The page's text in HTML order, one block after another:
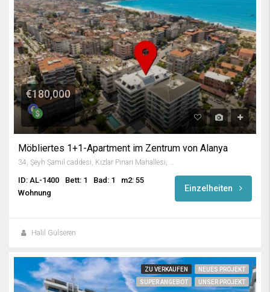
€180,000
Möbliertes 1+1-Apartment im Zentrum von Alanya
34, Şeyh Şamil caddesi, Kızlar Pınarı Mahallesi, Alanya, Antalya, Akdeniz Bölgesi, 07400, Türkiye
ID: AL-1400 Bett: 1 Bad: 1
m2: 55
Wohnung
Einzelheiten
Halil Gülseren
ZU VERKAUFEN
NEUES PROJEKT
SUPER ANGEBOT
UNSER PROJEKT